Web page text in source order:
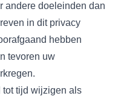
andere doeleinden dan
in dit privacy
hebben
tevoren uw
tot tijd wijzigen als